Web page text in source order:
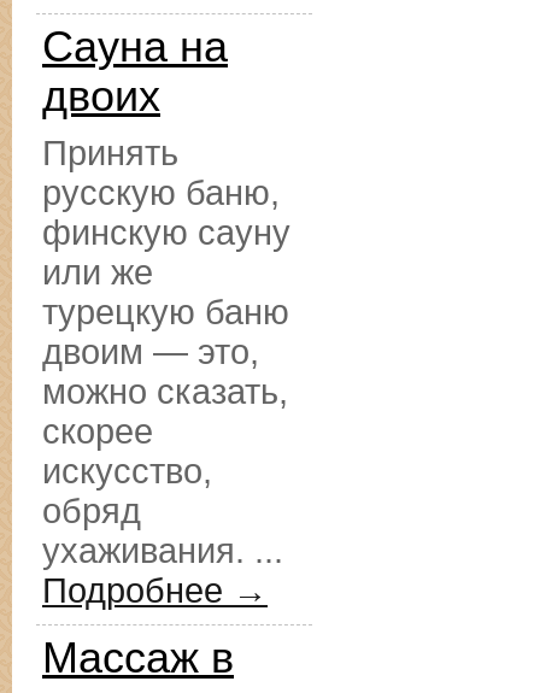
Сауна на
двоих
Принять
русскую баню,
финскую сауну
или же
турецкую баню
двоим — это,
можно сказать,
скорее
искусство,
обряд
ухаживания. ...
Подробнее →
Массаж в